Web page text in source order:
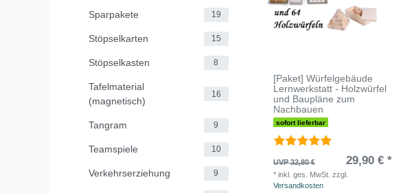
Sparpakete 19
Stöpselkarten 15
Stöpselkasten 8
Tafelmaterial
(magnetisch)
16
Tangram 9
Teamspiele 10
Verkehrserziehung 9
[Paket] Würfelgebäude
Lernwerkstatt - Holzwürfel
und Baupläne zum
Nachbauen
sofort lieferbar
UVP 32,80 € 29,90 € *
*inkl. ges. MwSt. zzgl.
Versandkosten